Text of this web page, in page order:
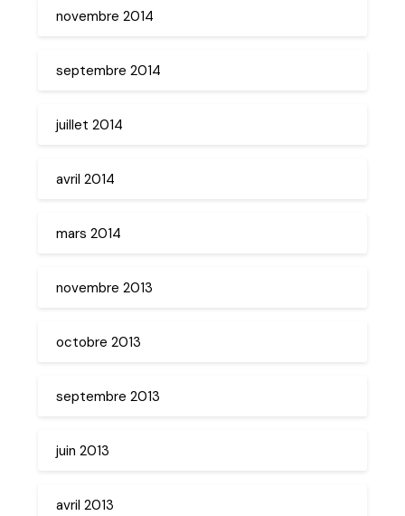
novembre 2014
septembre 2014
juillet 2014
avril 2014
mars 2014
novembre 2013
octobre 2013
septembre 2013
juin 2013
avril 2013